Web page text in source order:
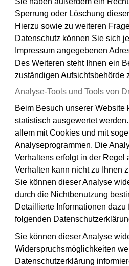
Sperrung oder Löschung
Hierzu sowie zu weiteren
Datenschutz können Sie sich
Impressum angegebenen
Des Weiteren steht Ihnen ein
zuständigen Aufsichtsbehörde
Analyse-Tools und Tools von
Beim Besuch unserer Website
statistisch ausgewertet
allem mit Cookies und mit
Analyseprogrammen. Die
Verhaltens erfolgt in der Regel
Verhalten kann nicht zu Ihnen
Sie können dieser Analyse
durch die Nichtbenutzung
Detaillierte Informationen
folgenden
Sie können dieser Analyse
Widerspruchsmöglichkeiten
Datenschutzerklärung